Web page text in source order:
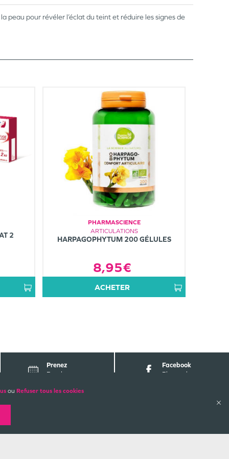
ou Refuser tous les cookies
pour révéler l’éclat du teint et réduire les signes de
2
PHARMASCIENCE
ARTICULATIONS
HARPAGOPHYTUM 200 GÉLULES
8,95€
ACHETER
Prenez
Rendez-vous
Facebook
Pharmabest